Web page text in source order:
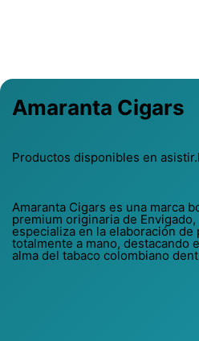
Amaranta Cigars
Productos disponibles en
Amaranta Cigars es una marca
premium originaria de
especializa en la elaboración
totalmente a mano, destacando
alma del tabaco colombiano